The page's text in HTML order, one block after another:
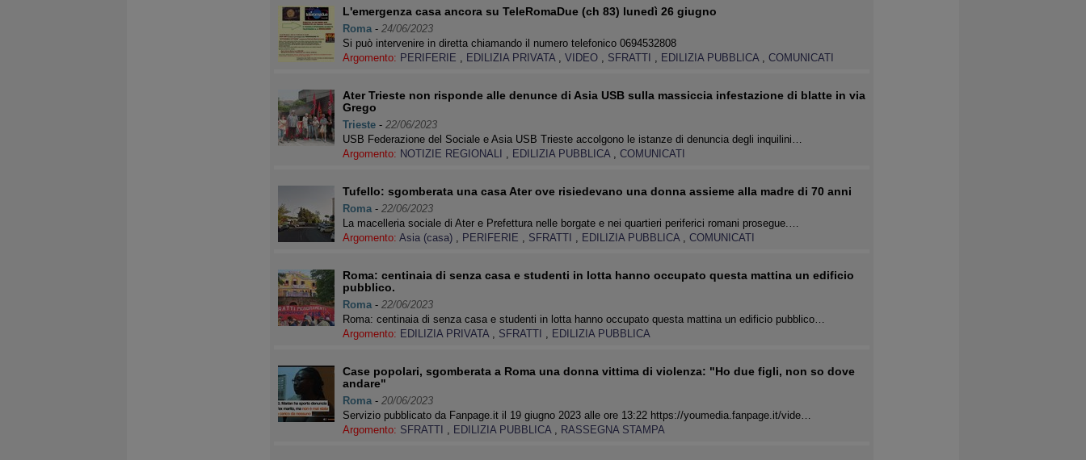
L'emergenza casa ancora su TeleRomaDue (ch 83) lunedì 26 giugno
Roma- 24/06/2023
Si può intervenire in diretta chiamando il numero telefonico 0694532808
Argomento: PERIFERIE , EDILIZIA PRIVATA , VIDEO , SFRATTI , EDILIZIA PUBBLICA , COMUNICATI
Ater Trieste non risponde alle denunce di Asia USB sulla massiccia infestazione di blatte in via
Grego
Trieste- 22/06/2023
USB Federazione del Sociale e Asia USB Trieste accolgono le istanze di denuncia degli inquilini…
Argomento: NOTIZIE REGIONALI , EDILIZIA PUBBLICA , COMUNICATI
Tufello: sgomberata una casa Ater ove risiedevano una donna assieme alla madre di 70 anni
Roma- 22/06/2023
La macelleria sociale di Ater e Prefettura nelle borgate e nei quartieri periferici romani prosegue.…
Argomento: Asia (casa) , PERIFERIE , SFRATTI , EDILIZIA PUBBLICA , COMUNICATI
Roma: centinaia di senza casa e studenti in lotta hanno occupato questa mattina un edificio
pubblico.
Roma- 22/06/2023
Roma: centinaia di senza casa e studenti in lotta hanno occupato questa mattina un edificio pubblico…
Argomento: EDILIZIA PRIVATA , SFRATTI , EDILIZIA PUBBLICA
Case popolari, sgomberata a Roma una donna vittima di violenza: "Ho due figli, non so dove
andare"
Roma- 20/06/2023
Servizio pubblicato da Fanpage.it il 19 giugno 2023 alle ore 13:22 https://youmedia.fanpage.it/vide…
Argomento: SFRATTI , EDILIZIA PUBBLICA , RASSEGNA STAMPA